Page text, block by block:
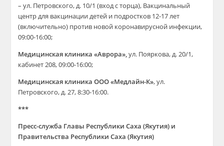
– ул. Петровского, д. 10/1 (вход с торца), Вакцинальный
центр для вакцинации детей и подростков 12-17 лет
(включительно) против новой коронавирусной инфекции,
09:00-16:00;
Медицинская клиника «Аврора»,ул. Пояркова, д. 20/1,
кабинет 208, 09:00-16:00;
Медицинская клиника ООО «Медлайн-К», ул.
Петровского, д. 27, 8:30-16:00.
***
Пресс-служба Главы Республики Саха (Якутия) и
Правительства Республики Саха (Якутия)